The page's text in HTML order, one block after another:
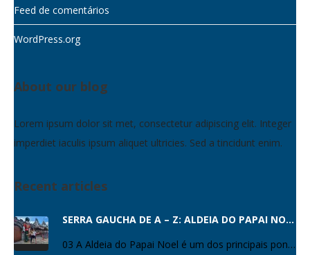
Feed de comentários
WordPress.org
About our blog
Lorem ipsum dolor sit met, consectetur adipiscing elit. Integer
imperdiet iaculis ipsum aliquet ultricies. Sed a tincidunt enim.
Recent articles
SERRA GAÚCHA DE A – Z: ALDEIA DO PAPAI NOEL
03 A Aldeia do Papai Noel é um dos principais pontos turísticos de Gramado. É o único parque natalino do…